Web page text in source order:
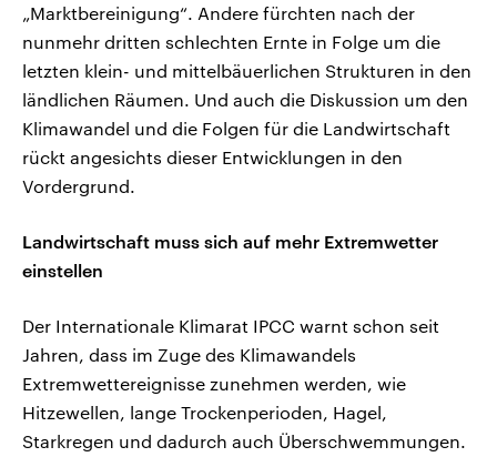
„Marktbereinigung“. Andere fürchten nach der
nunmehr dritten schlechten Ernte in Folge um die
letzten klein- und mittelbäuerlichen Strukturen in den
ländlichen Räumen. Und auch die Diskussion um den
Klimawandel und die Folgen für die Landwirtschaft
rückt angesichts dieser Entwicklungen in den
Vordergrund.
Landwirtschaft muss sich auf mehr Extremwetter
einstellen
Der Internationale Klimarat IPCC warnt schon seit
Jahren, dass im Zuge des Klimawandels
Extremwettereignisse zunehmen werden, wie
Hitzewellen, lange Trockenperioden, Hagel,
Starkregen und dadurch auch Überschwemmungen.